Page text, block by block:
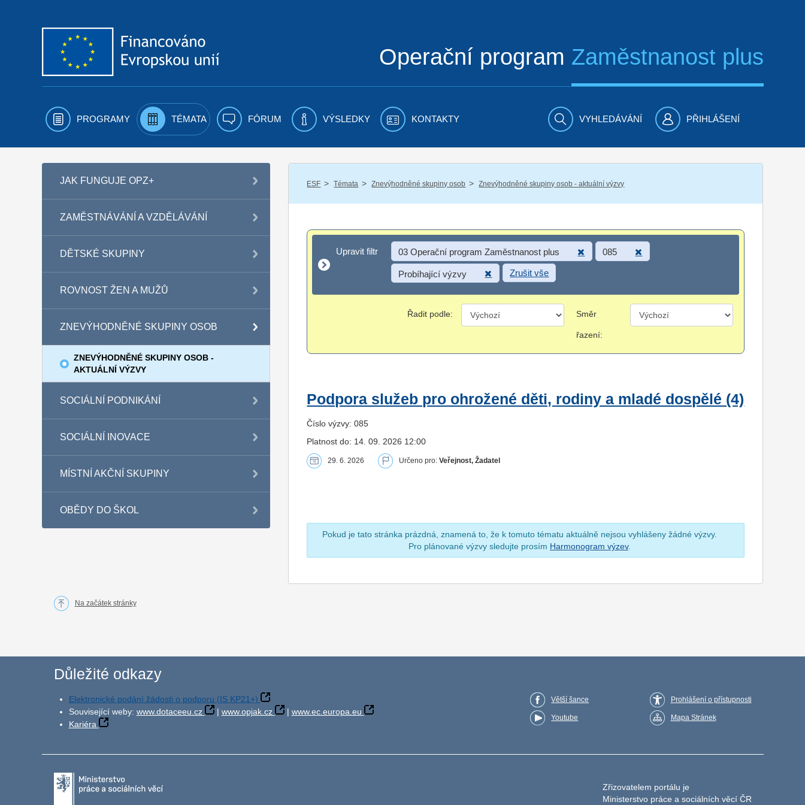
Operační program Zaměstnanost plus
PROGRAMY TÉMATA FÓRUM VÝSLEDKY KONTAKTY VYHLEDÁVÁNÍ PŘIHLÁŠENÍ
JAK FUNGUJE OPZ+
ZAMĚSTNÁVÁNÍ A VZDĚLÁVÁNÍ
DĚTSKÉ SKUPINY
ROVNOST ŽEN A MUŽŮ
ZNEVÝHODNĚNÉ SKUPINY OSOB
ZNEVÝHODNĚNÉ SKUPINY OSOB -
AKTUÁLNÍ VÝZVY
SOCIÁLNÍ PODNIKÁNÍ
SOCIÁLNÍ INOVACE
MÍSTNÍ AKČNÍ SKUPINY
OBĚDY DO ŠKOL
ESF / Témata / Znevýhodněné skupiny osob / Znevýhodněné skupiny osob - aktuální výzvy
Upravit filtr
Upravit filtr 03 Operační program Zaměstnanost plus 085
Probíhající výzvy Zrušit vše
Řadit podle: Směr
řazení:
Podpora služeb pro ohrožené děti, rodiny a mladé dospělé (4)
Číslo výzvy: 085
Platnost do: 14. 09. 2026 12:00
29. 6. 2026 Určeno pro:Veřejnost, Žadatel
Pokud je tato stránka prázdná, znamená to, že k tomuto tématu aktuálně nejsou vyhlášeny žádné výzvy.
Pro plánované výzvy sledujte prosím Harmonogram výzev.
Na začátek stránky
Důležité odkazy
Elektronické podání žádosti o podporu (IS KP21+)
Související weby: www.dotaceeu.cz | www.opjak.cz | www.ec.europa.eu
Kariéra
Větší šance
Youtube
Prohlášení o přístupnosti
Mapa Stránek
Zřizovatelem portálu je
Ministerstvo práce a sociálních věcí ČR